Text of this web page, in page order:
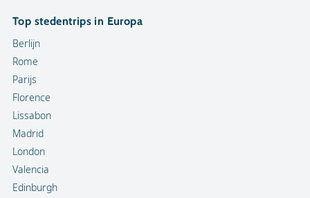
Top stedentrips in Europa
Berlijn
Rome
Parijs
Florence
Lissabon
Madrid
London
Valencia
Edinburgh